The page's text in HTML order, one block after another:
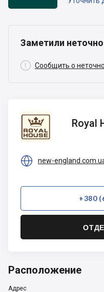
Заметили
 Сообщить о
Royal
House
Royal
 new-
+380
Расположение
Адрес